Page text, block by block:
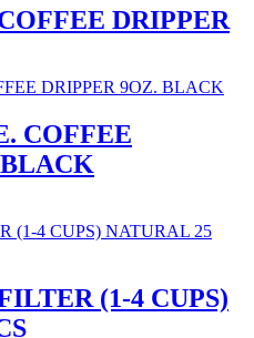
DRIPPER
COFFEE
(1-4 CUPS)